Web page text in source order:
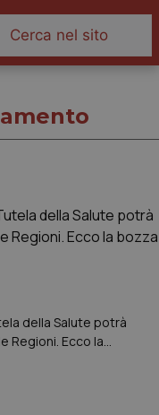
della Salute potrà
Regioni. Ecco la